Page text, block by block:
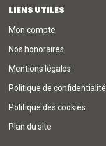
LIENS UTILES
Mon compte
Nos honoraires
Mentions légales
Politique de confidentialité
Politique des cookies
Plan du site